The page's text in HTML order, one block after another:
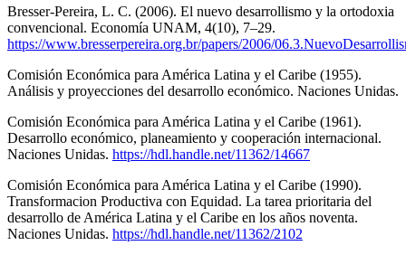
Bresser-Pereira, L. C. (2006). El nuevo desarrollismo y la ortodoxia
convencional. Economía UNAM, 4(10), 7–29.
https://www.bresserpereira.org.br/papers/2006/
Comisión Económica para América Latina y el Caribe (1955).
Análisis y proyecciones del desarrollo económico. Naciones Unidas.
Comisión Económica para América Latina y el Caribe (1961).
Desarrollo económico, planeamiento y cooperación internacional.
Naciones Unidas. https://hdl.handle.net/11362/14667
Comisión Económica para América Latina y el Caribe (1990).
Transformacion Productiva con Equidad. La tarea prioritaria del
desarrollo de América Latina y el Caribe en los años noventa.
Naciones Unidas. https://hdl.handle.net/11362/2102